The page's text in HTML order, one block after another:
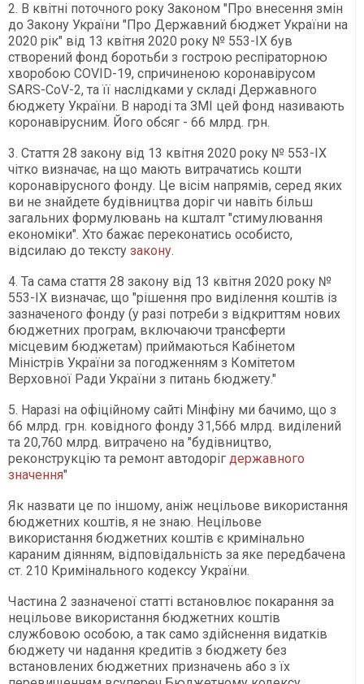
2. В квітні поточного року Законом "Про внесення змін
до Закону України "Про Державний бюджет України на
2020 рік" від 13 квітня 2020 року № 553-IX був
створений фонд боротьби з гострою респіраторною
хворобою COVID-19, спричиненою коронавірусом
SARS-CoV-2, та її наслідками у складі Державного
бюджету України. В народі та ЗМІ цей фонд називають
коронавірусним. Його обсяг - 66 млрд. грн.
3. Стаття 28 закону від 13 квітня 2020 року № 553-IX
чітко визначає, на що мають витрачатись кошти
коронавірусного фонду. Це вісім напрямів, серед яких
ви не знайдете будівництва доріг чи навіть більш
загальних формулювань на кшталт "стимулювання
економіки". Хто бажає переконатись особисто,
відсилаю до тексту закону.
4. Та сама стаття 28 закону від 13 квітня 2020 року №
553-IX визначає, що "рішення про виділення коштів із
зазначеного фонду (у разі потреби з відкриттям нових
бюджетних програм, включаючи трансферти
місцевим бюджетам) приймаються Кабінетом
Міністрів України за погодженням з Комітетом
Верховної Ради України з питань бюджету."
5. Наразі на офіційному сайті Мінфіну ми бачимо, що з
66 млрд. грн. ковідного фонду 31,566 млрд. виділений
та 20,760 млрд. витрачено на "будівництво,
реконструкцію та ремонт автодоріг державного
значення"
Як назвати це по іншому, аніж нецільове використання
бюджетних коштів, я не знаю. Нецільове
використання бюджетних коштів є кримінально
караним діянням, відповідальність за яке передбачена
ст. 210 Кримінального кодексу України.
Частина 2 зазначеної статті встановлює покарання за
нецільове використання бюджетних коштів
службовою особою, а так само здійснення видатків
бюджету чи надання кредитів з бюджету без
встановлених бюджетних призначень або з їх